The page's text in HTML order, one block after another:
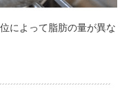
によって脂肪の量が異な